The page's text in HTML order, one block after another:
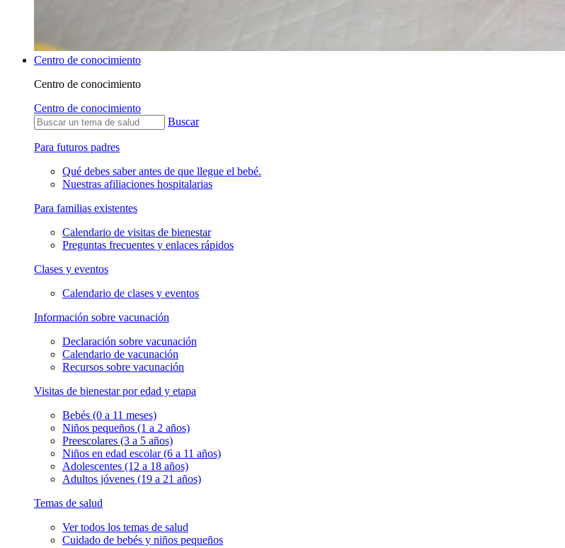
Centro de conocimiento
Centro de conocimiento
Centro de conocimiento
Buscar
Para futuros padres
Qué debes saber antes de que llegue el bebé.
Nuestras afiliaciones hospitalarias
Para familias existentes
Calendario de visitas de bienestar
Preguntas frecuentes y enlaces rápidos
Clases y eventos
Calendario de clases y eventos
Información sobre vacunación
Declaración sobre vacunación
Calendario de vacunación
Recursos sobre vacunación
Visitas de bienestar por edad y etapa
Bebés (0 a 11 meses)
Niños pequeños (1 a 2 años)
Preescolares (3 a 5 años)
Niños en edad escolar (6 a 11 años)
Adolescentes (12 a 18 años)
Adultos jóvenes (19 a 21 años)
Temas de salud
Ver todos los temas de salud
Cuidado de bebés y niños pequeños